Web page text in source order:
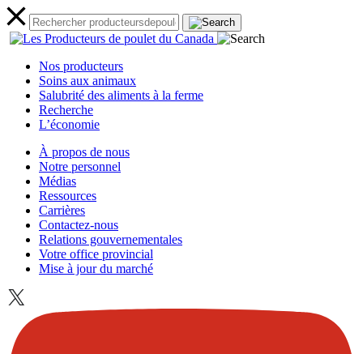
Nos producteurs
Soins aux animaux
Salubrité des aliments à la ferme
Recherche
L’économie
À propos de nous
Notre personnel
Médias
Ressources
Carrières
Contactez-nous
Relations gouvernementales
Votre office provincial
Mise à jour du marché